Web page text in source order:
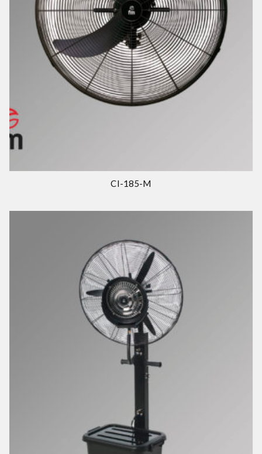
CI-185-M